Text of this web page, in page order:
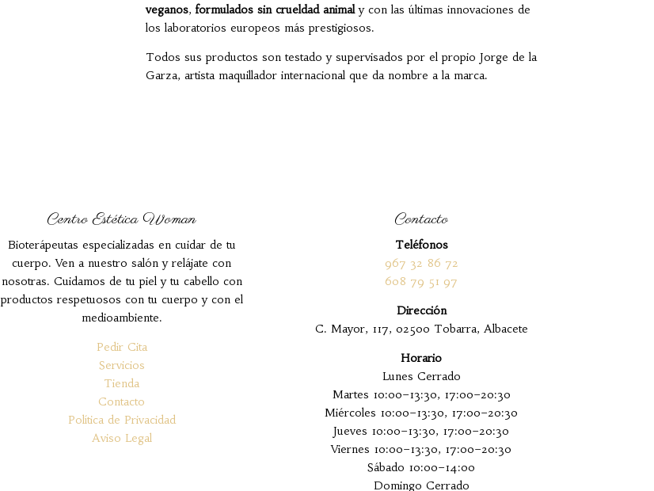
veganos,formulados sin crueldad animaly con las últimas innovaciones de
los laboratorios europeos más prestigiosos.
Todos sus productos son testado y supervisados por el propio Jorge de la
Garza, artista maquillador internacional que da nombre a la marca.
Centro Estética Woman
Bioterápeutas especializadas en cuidar de tu
cuerpo. Ven a nuestro salón y relájate con
nosotras. Cuidamos de tu piel y tu cabello con
productos respetuosos con tu cuerpo y con el
medioambiente.
Pedir Cita
Servicios
Tienda
Contacto
Política de Privacidad
Aviso Legal
Contacto
Teléfonos
967 32 86 72
608 79 51 97
Dirección
C. Mayor, 117, 02500 Tobarra, Albacete
Horario
Lunes Cerrado
Martes 10:00–13:30, 17:00–20:30
Miércoles 10:00–13:30, 17:00–20:30
Jueves 10:00–13:30, 17:00–20:30
Viernes 10:00–13:30, 17:00–20:30
Sábado 10:00–14:00
Domingo Cerrado